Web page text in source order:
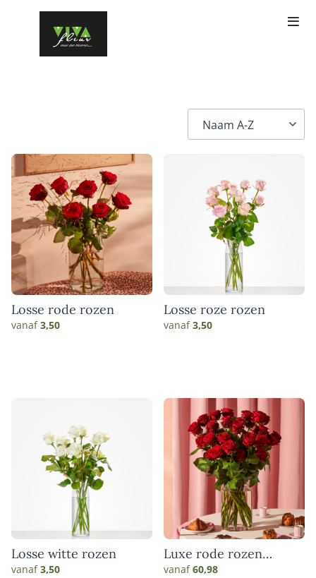
Losse rode rozen
vanaf3,50
Losse roze rozen
vanaf3,50
Losse witte rozen
vanaf3,50
Luxe rode rozen
boeket
vanaf60,98